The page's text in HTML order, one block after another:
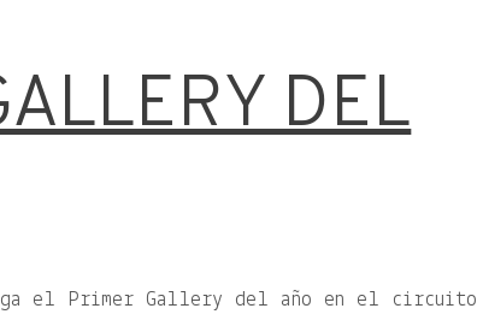
DEL
el Primer Gallery del año en el circuito